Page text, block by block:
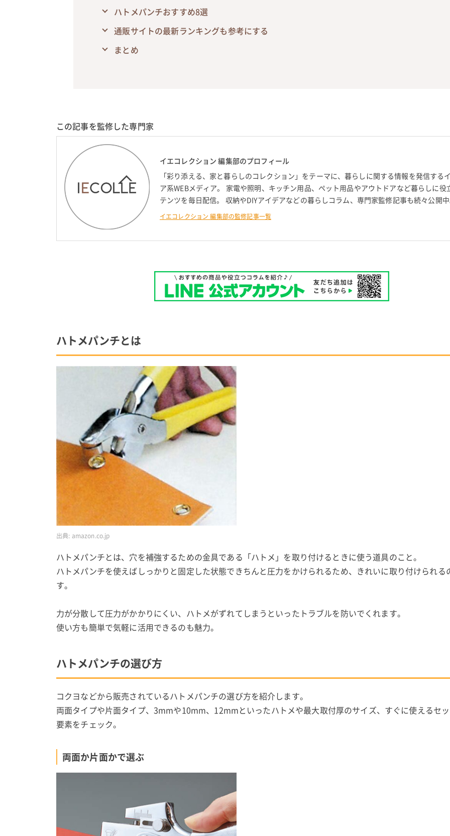
ハトメパンチおすすめ8選
通販サイトの最新ランキングも参考にする
まとめ
この記事を監修した専門家
イエコレクション 編集部のプロフィール
「彩り添える、家と暮らしのコレクション」をテーマに、暮らしに関する情報を発信する
ア系WEBメディア。 家電や照明、キッチン用品、ペット用品やアウトドアなど暮らしに役
テンツを毎日配信。 収納やDIYアイデアなどの暮らしコラム、専門家監修記事も続々公開中
イエコレクション 編集部の監修記事一覧
ハトメパンチとは
出典: amazon.co.jp
ハトメパンチとは、穴を補強するための金具である「ハトメ」を取り付けるときに使う道具のこと。
ハトメパンチを使えばしっかりと固定した状態できちんと圧力をかけられるため、きれいに取り付けられる
す。
力が分散して圧力がかかりにくい、ハトメがずれてしまうといったトラブルを防いでくれます。
使い方も簡単で気軽に活用できるのも魅力。
ハトメパンチの選び方
コクヨなどから販売されているハトメパンチの選び方を紹介します。
両面タイプや片面タイプ、3mmや10mm、12mmといったハトメや最大取付厚のサイズ、すぐに使えるセ
要素をチェック。
両面か片面かで選ぶ